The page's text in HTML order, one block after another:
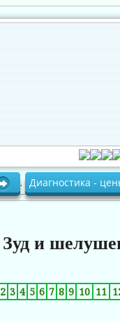
. Диагностика -
Зуд и
2 3 4 5 6 7 8 9 10 11